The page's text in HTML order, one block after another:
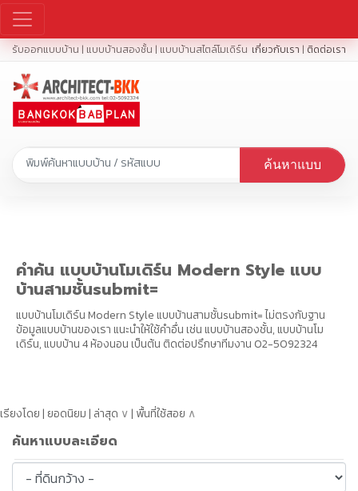
รับออกแบบบ้าน | แบบบ้านสองชั้น | แบบบ้านสไตล์โมเดิร์น เกี่ยวกับเรา | ติดต่อเรา
ค้นหาแบบ
ค้นหาแบบละเอียด
คำค้น แบบบ้านโมเดิร์น Modern Style แบบ
บ้านสามชั้นsubmit=
แบบบ้านโมเดิร์น Modern Style แบบบ้านสามชั้นsubmit= ไม่ตรงกับฐาน
ข้อมูลแบบบ้านของเรา แนะนำให้ใช้คำอื่น เช่น แบบบ้านสองชั้น, แบบบ้านโม
เดิร์น, แบบบ้าน 4 ห้องนอน เป็นต้น ติดต่อปรึกษาทีมงาน 02-5092324
เรียงโดย | ยอดนิยม | ล่าสุด ∨| พื้นที่ใช้สอย ∧